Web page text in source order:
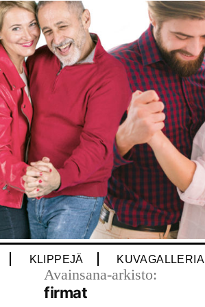
KLIPPEJÄ KUVAGALLERIA
Avainsana-arkisto:
firmat